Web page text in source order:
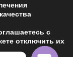
с
отключить их